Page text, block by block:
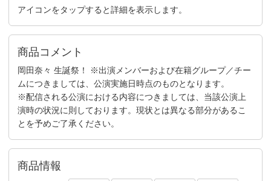
アイコンをタップすると詳細を表示します。
商品コメント
岡田奈々 生誕祭！ ※出演メンバーおよび在籍グループ／チー
ムにつきましては、公演実施日時点のものとなります。
※配信される公演における内容につきましては、当該公演上
演時の状況に則しております。現状とは異なる部分があるこ
とを予めご了承ください。
商品情報